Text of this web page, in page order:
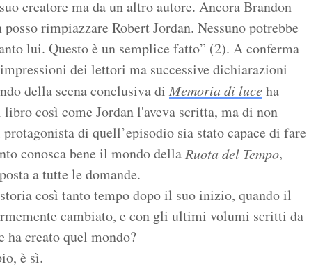
creatore ma da un altro autore. Ancora Brandon
rimpiazzare Robert Jordan. Nessuno potrebbe
lui. Questo è un semplice fatto” (2). A conferma
dei lettori ma successive dichiarazioni
della scena conclusiva di Memoria di luce ha
così come Jordan l'aveva scritta, ma di non
di quell’episodio sia stato capace di fare
conosca bene il mondo dellaRuota del Tempo,
a tutte le domande.
così tanto tempo dopo il suo inizio, quando il
cambiato, e con gli ultimi volumi scritti da
ha creato quel mondo?
è sì.